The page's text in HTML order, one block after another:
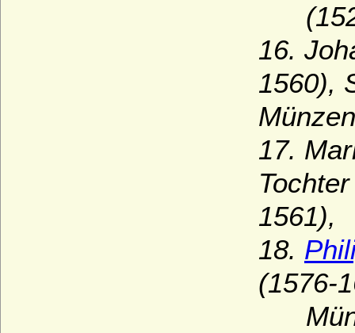
16.
1560),
17.
1561),
18.
(1576-